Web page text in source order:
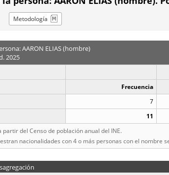
Metodología
AARON ELIAS (hombre)
2025
Frecuencia
7
11
partir del Censo de población anual del INE.
nacionalidades con 4 o más personas con el nombre